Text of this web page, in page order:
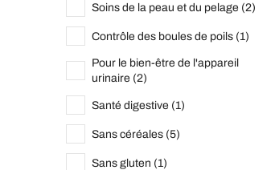
Soins de la peau et du pelage (2)
Contrôle des boules de poils (1)
Pour le bien-être de l'appareil
urinaire (2)
Santé digestive (1)
Sans céréales (5)
Sans gluten (1)